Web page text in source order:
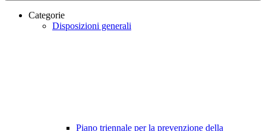
Categorie
Disposizioni generali
Piano triennale per la prevenzione della